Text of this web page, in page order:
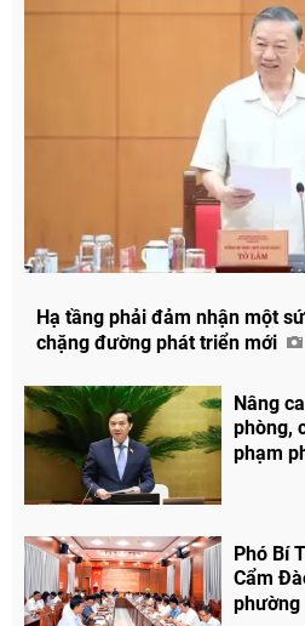
Chia
Hạ tầng phải đảm nhận một
chặng đường phát triển mới
Nâng
phòng,
phạm
Phó Bí
Cẩm
phường